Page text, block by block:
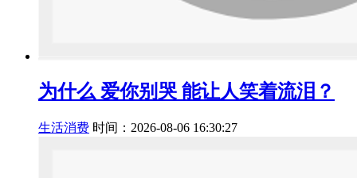
为什么 爱你别哭 能让人笑着流泪？
生活消费 时间：2026-08-06 16:30:27